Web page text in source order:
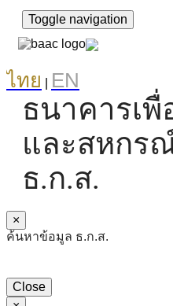
Toggle navigation
ไทย EN
ธนาคารเพื่
และสหกร
ธ.ก.ส.
×
ค้นหาข้อมูล ธ.ก.ส.
Close